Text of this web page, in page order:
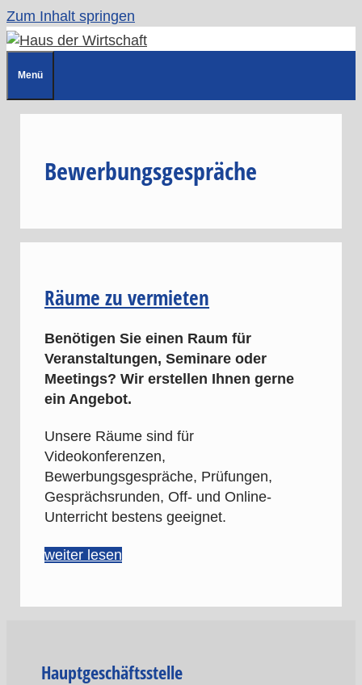
Zum Inhalt springen
Menü
Bewerbungsgespräche
Räume zu vermieten
Benötigen Sie einen Raum für
Veranstaltungen, Seminare oder
Meetings? Wir erstellen Ihnen gerne
ein Angebot.
Unsere Räume sind für
Videokonferenzen,
Bewerbungsgespräche, Prüfungen,
Gesprächsrunden, Off- und Online-
Unterricht bestens geeignet.
weiter lesen
Hauptgeschäftsstelle